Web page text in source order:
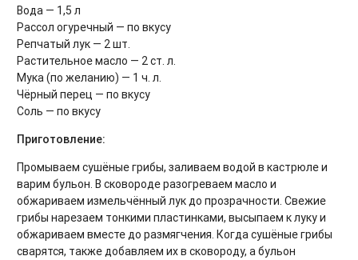
Вода — 1,5 л
Рассол огуречный — по вкусу
Репчатый лук — 2 шт.
Растительное масло — 2 ст. л.
Мука (по желанию) — 1 ч. л.
Чёрный перец — по вкусу
Соль — по вкусу
Приготовление:
Промываем сушёные грибы, заливаем водой в кастрюле и
варим бульон. В сковороде разогреваем масло и
обжариваем измельчённый лук до прозрачности. Свежие
грибы нарезаем тонкими пластинками, высыпаем к луку и
обжариваем вместе до размягчения. Когда сушёные грибы
сварятся, также добавляем их в сковороду, а бульон